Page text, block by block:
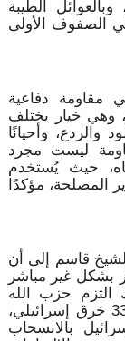
الطيبة
الصفوف الأولى
دفاعية
وهي خيار يختلف
والردع، وأحيانًا
ليست مجرد
حيث يُستخدم
المصلحة، مؤكدًا
قاسم إلى أن
بشكل غير مباشر
التزم حزب الله
كمقاومة بالكامل، رغم تسجيل أكثر من 3300 خرق إسرائيلي،
بالانسحاب